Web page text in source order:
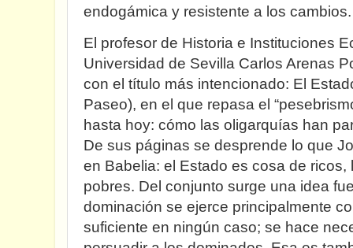
endogámica y resistente a los
El profesor de Historia e Instituciones
Universidad de Sevilla Carlos Arenas
con el título más intencionado: El
Paseo), en el que repasa el
hasta hoy: cómo las oligarquías han
De sus páginas se desprende lo que
en Babelia: el Estado es cosa de
pobres. Del conjunto surge una idea
dominación se ejerce principalmente
suficiente en ningún caso; se hace